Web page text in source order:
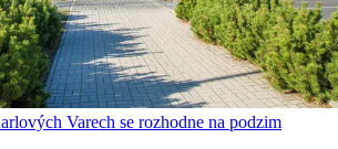
Varech se rozhodne na podzim